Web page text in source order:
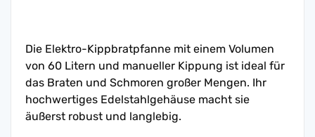
Die Elektro-Kippbratpfanne mit einem Volumen
von 60 Litern und manueller Kippung ist ideal für
das Braten und Schmoren großer Mengen. Ihr
hochwertiges Edelstahlgehäuse macht sie
äußerst robust und langlebig.